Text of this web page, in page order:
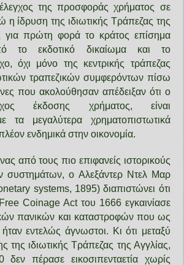
της προσφοράς χρήματος σε
η ίδρυση της ιδιωτικής Τράπεζας της
για πρώτη φορά το κράτος επίσημα
το εκδοτικό δικαίωμα και το
όχι μόνο της κεντρικής τράπεζας
τραπεζικών συμφερόντων πίσω
που ακολούθησαν απέδειξαν ότι ο
έκδοσης χρήματος, είναι
τα μεγαλύτερα χρηματοπιστωτικά
ενδημικά στην οικονομία.
από τους πιο επιφανείς ιστορικούς
συστημάτων, ο Αλεξάντερ Ντελ Μαρ
systems, 1895) διαπιστώνει ότι
Coinage Act του 1666 εγκαινίασε
πανικών και καταστροφών που ως
εντελώς άγνωστοι. Κι ότι μεταξύ
της ιδιωτικής Τράπεζας της Αγγλίας,
πέρασε εικοσιπενταετία χωρίς